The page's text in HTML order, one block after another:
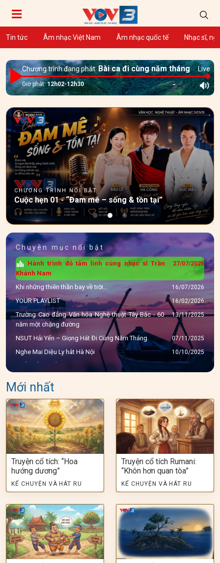
Tin tức Âm nhạc Việt Nam Âm nhạc quốc tế Nhạc sĩ,
Chương trình đang phát:Bài ca đi cùng năm tháng Live
Giờ phát:12h02-12h30
Tre Band – "Boyband" 200 Tuổi Và Màn Debut Muộn
Màng Của Những Ông Bố
Chuyên mục nổi bật
Hành trình đỏ tâm linh cùng nhạc sĩ Trần
Khánh Nam
27/07/2026
Khi những thiên thần bay về trời… 16/07/2026
YOUR PLAYLIST 16/02/2026
Trường Cao đẳng Văn hóa Nghệ thuật Tây Bắc - 60
năm một chặng đường
13/11/2025
NSUT Hải Yến – Giọng Hát Đi Cùng Năm Tháng 07/11/2025
Nghe Mai Diệu Ly hát Hà Nội 10/10/2025
23/09/2025
NSUT HUY HÙNG - GIỌNG HÁT VÀNG
Mới nhất
Truyện cổ tích: “Hoa
hướng dương”
KỂ CHUYỆN VÀ HÁT RU
Truyện cổ tích Rumani:
“Khôn hơn quan tòa”
KỂ CHUYỆN VÀ HÁT RU